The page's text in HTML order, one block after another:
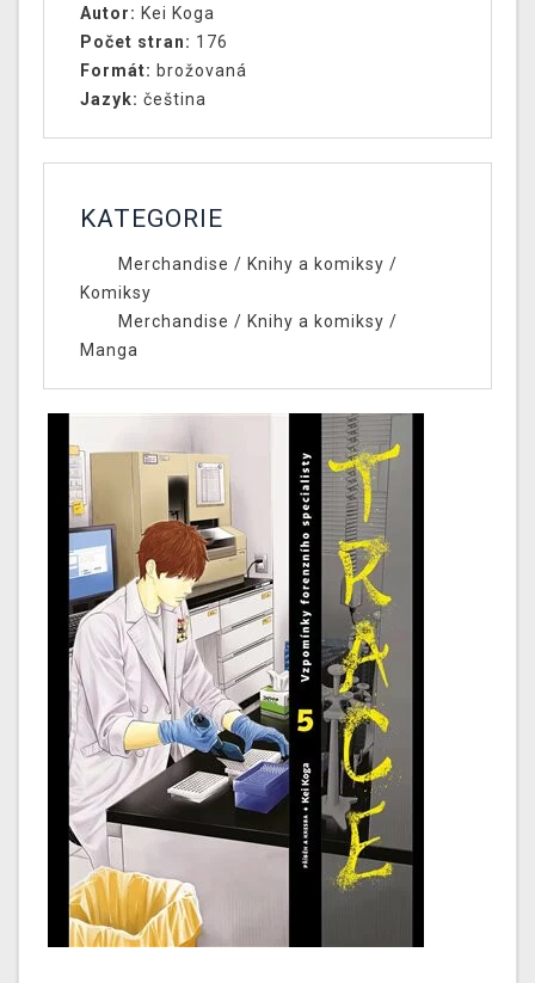
Autor: Kei Koga
Počet stran: 176
Formát: brožovaná
Jazyk: čeština
KATEGORIE
Merchandise / Knihy a komiksy /
Komiksy
Merchandise / Knihy a komiksy /
Manga